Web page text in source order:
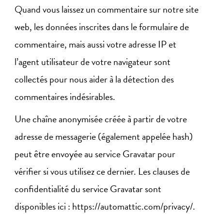
Quand vous laissez un commentaire sur notre site
web, les données inscrites dans le formulaire de
commentaire, mais aussi votre adresse IP et
l’agent utilisateur de votre navigateur sont
collectés pour nous aider à la détection des
commentaires indésirables.
Une chaîne anonymisée créée à partir de votre
adresse de messagerie (également appelée hash)
peut être envoyée au service Gravatar pour
vérifier si vous utilisez ce dernier. Les clauses de
confidentialité du service Gravatar sont
disponibles ici : https://automattic.com/privacy/.